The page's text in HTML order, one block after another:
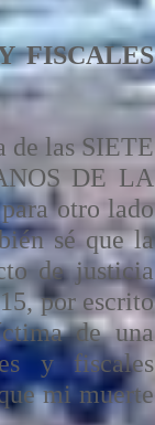
FISCALES
de las SIETE
DE LA
otro lado
sé que la
de justicia
por escrito
de una
y fiscales
mi muerte